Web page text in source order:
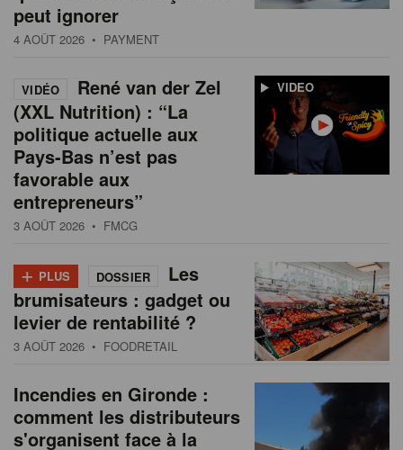
peut ignorer
4 AOÛT 2026 • PAYMENT
VIDEO
VIDÉO
René van der Zel
(XXL Nutrition) : “La
politique actuelle aux
Pays-Bas n’est pas
favorable aux
entrepreneurs”
3 AOÛT 2026 • FMCG
+ PLUS DOSSIER
Les
brumisateurs : gadget ou
levier de rentabilité ?
3 AOÛT 2026 • FOODRETAIL
Incendies en Gironde :
comment les distributeurs
s'organisent face à la